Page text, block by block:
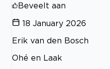
Beveelt aan
18 January 2026
Erik van den Bosch
Ohé en Laak